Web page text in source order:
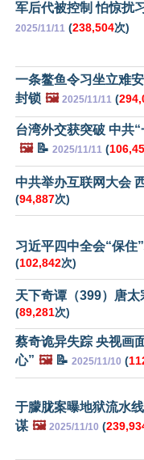
军后代被控制 怕惊扰
2025/11/11 (238,504次)
一条鳌鱼令习坐立难
封锁 🖼️ 2025/11/11 (
台湾外交获突破 中共
🖼️📝 2025/11/11 (
中共举办互联网大会
(94,887次)
习近平四中全会“保住
(102,842次)
天下奇谭（399）唐
(89,281次)
蔡奇诡异失踪 央视画
心” 🖼️📝 2025/11/10 (
于朦胧案曝地狱流水
谋 🖼️ 2025/11/10 (